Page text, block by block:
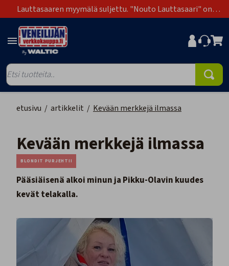
Lauttasaaren myymälä suljettu. "Nouto Lauttasaari" on
poistunut toimitustapavaihtoehdoista.
etusivu / artikkelit / Kevään merkkejä ilmassa
Kevään merkkejä ilmassa
BLONDIT PURJEHTII
Pääsiäisenä alkoi minun ja Pikku-Olavin kuudes
kevät telakalla.